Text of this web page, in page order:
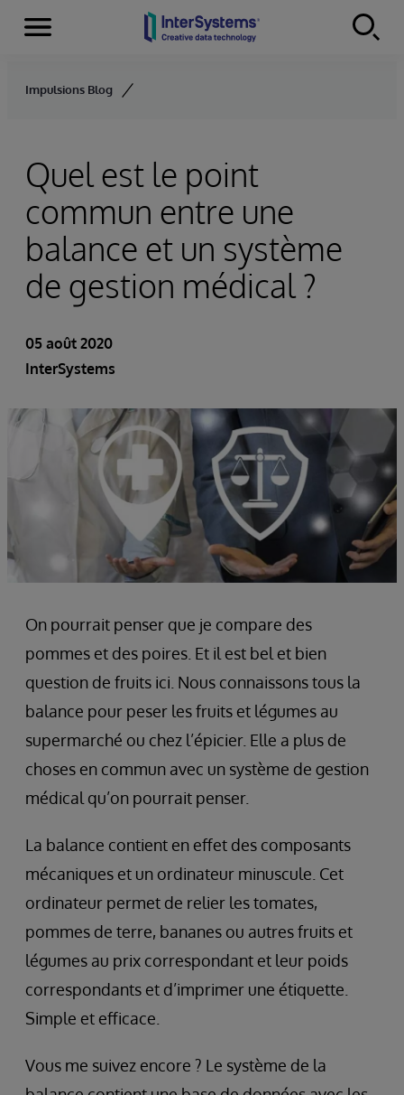
Skip to content
Menu
Impulsions Blog
Quel est le point
commun entre une
balance et un système
de gestion médical ?
05 août 2020
InterSystems
On pourrait penser que je compare des
pommes et des poires. Et il est bel et bien
question de fruits ici. Nous connaissons tous la
balance pour peser les fruits et légumes au
supermarché ou chez l’épicier. Elle a plus de
choses en commun avec un système de gestion
médical qu’on pourrait penser.
La balance contient en effet des composants
mécaniques et un ordinateur minuscule. Cet
ordinateur permet de relier les tomates,
pommes de terre, bananes ou autres fruits et
légumes au prix correspondant et leur poids
correspondants et d’imprimer une étiquette.
Simple et efficace.
Vous me suivez encore ? Le système de la